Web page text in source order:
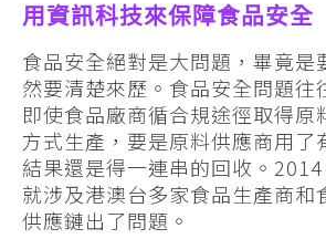
用資訊科技來保障食品安全
食品安全絕對是大問題，畢竟是
然要清楚來歷。食品安全問題往
即使食品廠商循合規途徑取得原
方式生產，要是原料供應商用了
結果還是得一連串的回收。
就涉及港澳台多家食品生產商和
供應鏈出了問題。